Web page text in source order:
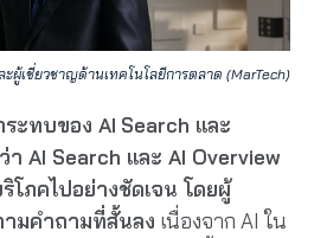
ผู้เชี่ยวชาญด้านเทคโนโลยีการตลาด (MarTech)
ระทบของ AI Search และ
า AI Search และ AI Overview
โภคไปอย่างชัดเจน โดยผู้
มคำถามที่สั้นลง เนื่องจาก AI ใน